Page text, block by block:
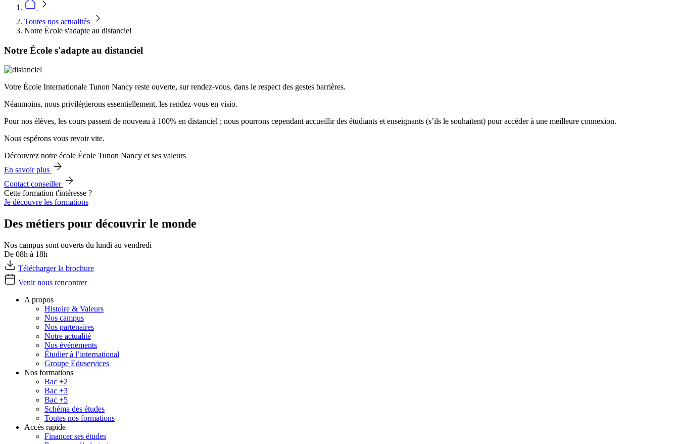
Toutes nos actualités
Notre École s'adapte au distanciel
Notre École s'adapte au distanciel
Votre École Internationale Tunon Nancy reste ouverte, sur rendez-vous, dans le respect des gestes barrières.
Néanmoins, nous privilégierons essentiellement, les rendez-vous en visio.
Pour nos élèves, les cours passent de nouveau à 100% en distanciel ; nous pourrons cependant accueillir des étudiants et enseignants (s’ils le souhaitent) pour accéder à une meilleure connexion.
Nous espérons vous revoir vite.
Découvrez notre école École Tunon Nancy et ses valeurs
En savoir plus
Contact conseiller
Cette formation t'intéresse ?
Je découvre les formations
Des métiers pour découvrir le monde
Nos campus sont ouverts du lundi au vendredi
De 08h à 18h
Télécharger la brochure
Venir nous rencontrer
A propos
Histoire & Valeurs
Nos campus
Nos partenaires
Notre actualité
Nos événements
Étudier à l’international
Groupe Eduservices
Nos formations
Bac +2
Bac +3
Bac +5
Schéma des études
Toutes nos formations
Accès rapide
Financer ses études